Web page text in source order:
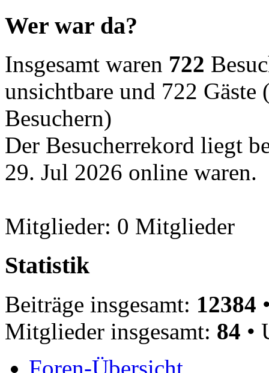
Wer war da?
Insgesamt waren 722
unsichtbare und 722 Gäste
Besuchern)
Der Besucherrekord liegt
29. Jul 2026 online waren.
Mitglieder: 0 Mitglieder
Statistik
Beiträge insgesamt: 12384
Mitglieder insgesamt: 84 •
Foren-Übersicht